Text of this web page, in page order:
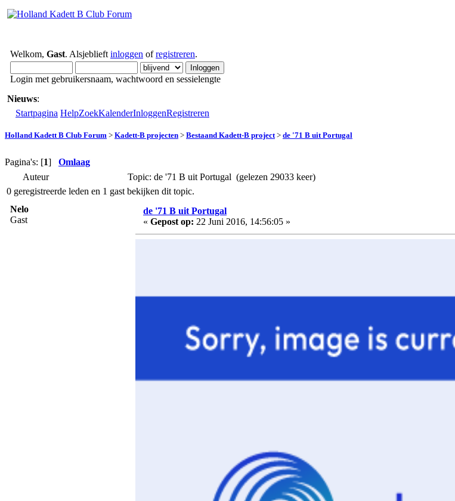
Welkom, Gast. Alsjeblieft inloggen ofregistreren.
Login met gebruikersnaam, wachtwoord en sessielengte
Nieuws:
Startpagina HelpZoekKalenderInloggenRegistreren
Holland Kadett B Club Forum > Kadett-B projecten > Bestaand Kadett-B project > de '71 B uit Portugal
Pagina's: [1] Omlaag
Auteur
Topic: de '71 B uit Portugal (gelezen 29033 keer)
0 geregistreerde leden en 1 gast bekijken dit topic.
Nelo
Gast
de '71 B uit Portugal
« Gepost op: 22 Juni 2016, 14:56:05 »